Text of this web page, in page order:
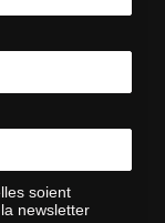
soient
newsletter